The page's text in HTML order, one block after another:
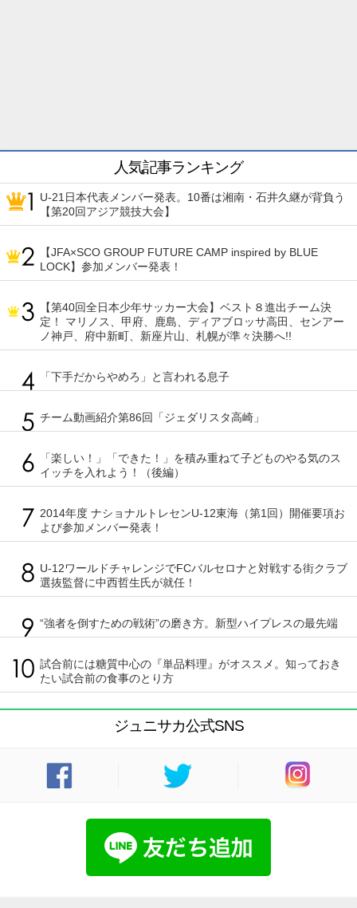
人気記事ランキング
U-21日本代表メンバー発表。10番は湘南・石井久継が背負う
【第20回アジア競技大会】
【JFA×SCO GROUP FUTURE CAMP inspired by BLUE
LOCK】参加メンバー発表！
【第40回全日本少年サッカー大会】ベスト８進出チーム決
定！ マリノス、甲府、鹿島、ディアブロッサ高田、センアー
ノ神戸、府中新町、新座片山、札幌が準々決勝へ!!
「下手だからやめろ」と言われる息子
チーム動画紹介第86回「ジェダリスタ高崎」
「楽しい！」「できた！」を積み重ねて子どものやる気のス
イッチを入れよう！（後編）
2014年度 ナショナルトレセンU-12東海（第1回）開催要項お
よび参加メンバー発表！
U-12ワールドチャレンジでFCバルセロナと対戦する街クラブ
選抜監督に中西哲生氏が就任！
“強者を倒すための戦術”の磨き方。新型ハイプレスの最先端
試合前には糖質中心の『単品料理』がオススメ。知っておき
たい試合前の食事のとり方
ジュニサカ公式SNS